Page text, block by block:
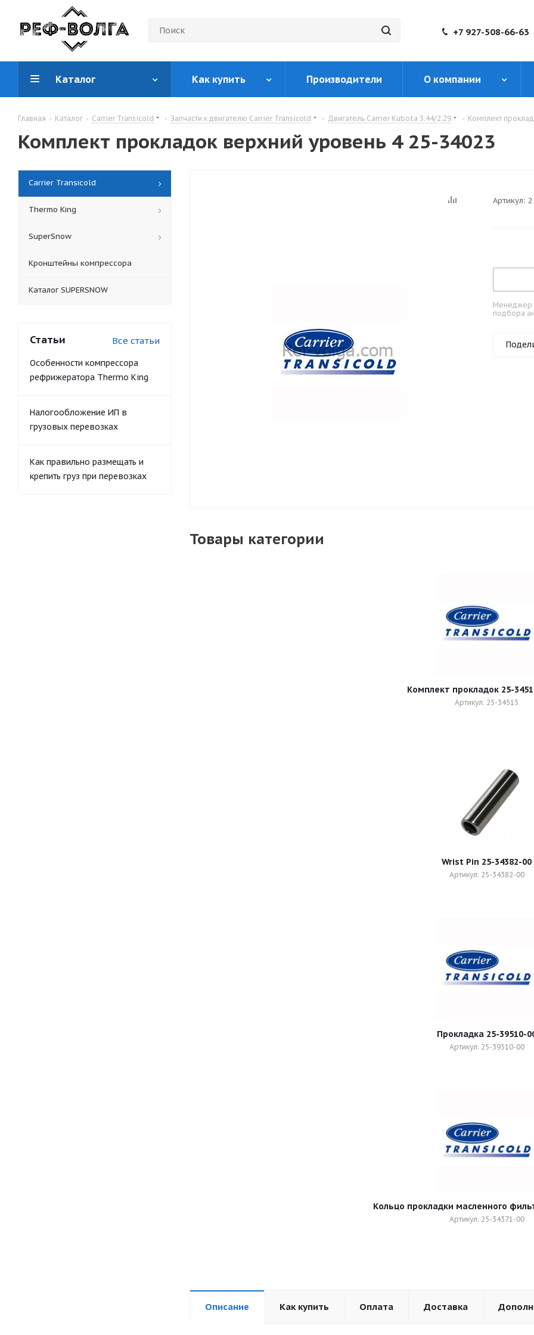
+7 927-508-66-63
Каталог Как купить Производители О компании
Главная - Каталог - Carrier Transicold - Запчасти к двигателю Carrier Transicold - Двигатель Carrier Kubota 3.44/2.29 - Комплект
Комплект прокладок верхний уровень 4 25-34023
Артикул:
Менеджер
подбора
Товары категории
Комплект прокладок 25-
Артикул: 25-34515
Wrist Pin 25-34382-00
Артикул: 25-34382-00
Прокладка 25-39510-
Артикул: 25-39510-00
Кольцо прокладки масленного
Артикул: 25-34371-00
Описание Как купить Оплата Доставка
Carrier Transicold
Thermo King
SuperSnow
Кронштейны компрессора
Каталог SUPERSNOW
Статьи Все статьи
Особенности компрессора
рефрижератора Thermo King
Налогообложение ИП в
грузовых перевозках
Как правильно размещать и
крепить груз при перевозках